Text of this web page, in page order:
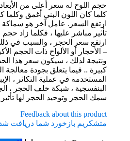
حجم اللوح له سعر أعلى من
كلما كان اللون البني أغمق وكلما
ارتفع السعر. عامل آخر هو سماكة
تأثير مباشر عليها ، فكلما زاد
ارتفع سعر الحجر ، والسبب في ذلك
– الأحجار أو الألواح ذات الحجم
ونتيجة لذلك ، سيكون سعر هذا
كبيرة .. فيما يتعلق بجودة معالجة
المستخدمة في عملية التكاثر ،
البنفسجية ، شبكة خلف الحجر ،
سمك الحجر وتوحيد الحجر لها
Feedback about this product
متشکریم بازخورد شما دریافت